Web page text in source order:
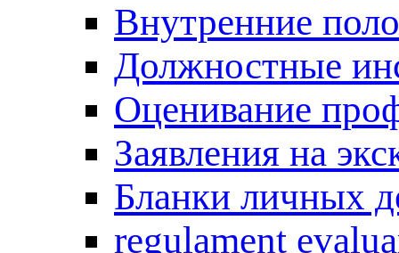
Внутренние
Должностные
Оценивание
Заявления на
Бланки личных
regulament